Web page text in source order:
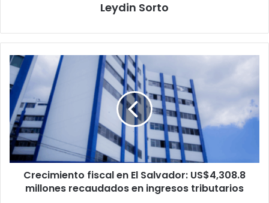
Leydin Sorto
Crecimiento
fiscal
en
Salvador:
US$4,308.8
millones
recaudados
en
ingresos
tributarios
Crecimiento fiscal en El Salvador: US$4,308.8
millones recaudados en ingresos tributarios